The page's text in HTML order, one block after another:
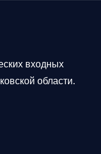
входных
области.